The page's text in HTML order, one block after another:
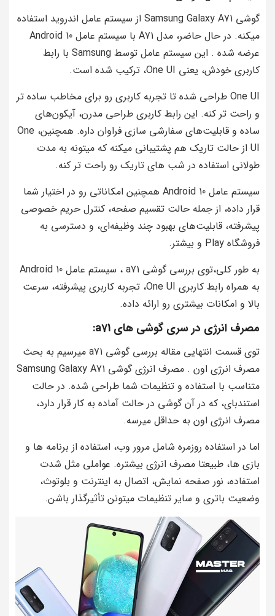
گوشی Samsung Galaxy A71 از سیستم عامل اندروید استفاده
میکنه. در حال حاضر، مدل A71 با سیستم عامل Android 10
عرضه شده . این سیستم عامل توسط Samsung با رابط
کاربری خودش، یعنی One UI، ترکیب شده است.
One UI طراحی شده تا تجربه کاربری رو برای مخاطب ساده تر
و راحت تر کنه. این رابط کاربری طراحی مدرن، آیکون‌های
ساده و قابلیت‌های سفارشی‌ سازی فراوان داره. همچنین، One
UI از حالت تاریک هم پشتیبانی میکنه که میتونه به مدت
طولانی استفاده در شب‌ های تاریک رو راحت تر کنه.
سیستم عامل Android 10 همچنین امکاناتی رو در اختیار شما
قرار داده، از جمله حالت تقسیم صفحه، کنترل حریم خصوصی
پیشرفته، قابلیت‌های بهبود چند وظیفه‌ای، و دسترسی به
فروشگاه Play و بیشتر.
به همراه رابط کاربری One UI، تجربه کاربری پیشرفته، سرعت
بالا و امکانات بیشتری رو ارائه داده.
مصرف انرژی در سری گوشی های a71:
توی قسمت انتهایی مقاله بررسی گوشی a71 میرسیم به بحث
مصرف انرژی اون . مصرف انرژی گوشی Samsung Galaxy A71
متناسب با استفاده و تنظیمات شما طراحی شده. در حالت
استندبای، که در آن گوشی در حالت آماده به کار قرار دارد،
مصرف انرژی اون به حداقل میرسه.
اما در استفاده روزمره شامل مرور وب، استفاده از برنامه‌ ها و
بازی‌ ها، طبیعتا مصرف انرژی بیشتره. عواملی مثل شدت
استفاده، نور صفحه نمایش، اتصال به اینترنت و بلوتوث،
وضعیت باتری و سایر تنظیمات میتونن تأثیرگذار باشن.